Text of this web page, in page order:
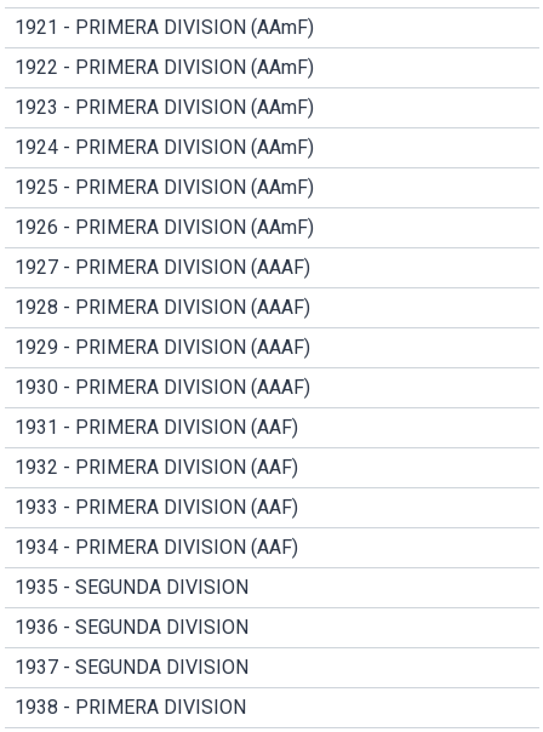
1921 - PRIMERA DIVISION (AAmF)
1922 - PRIMERA DIVISION (AAmF)
1923 - PRIMERA DIVISION (AAmF)
1924 - PRIMERA DIVISION (AAmF)
1925 - PRIMERA DIVISION (AAmF)
1926 - PRIMERA DIVISION (AAmF)
1927 - PRIMERA DIVISION (AAAF)
1928 - PRIMERA DIVISION (AAAF)
1929 - PRIMERA DIVISION (AAAF)
1930 - PRIMERA DIVISION (AAAF)
1931 - PRIMERA DIVISION (AAF)
1932 - PRIMERA DIVISION (AAF)
1933 - PRIMERA DIVISION (AAF)
1934 - PRIMERA DIVISION (AAF)
1935 - SEGUNDA DIVISION
1936 - SEGUNDA DIVISION
1937 - SEGUNDA DIVISION
1938 - PRIMERA DIVISION